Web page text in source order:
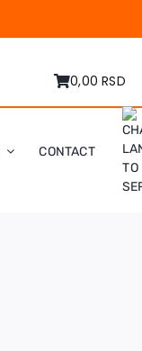
0,00 RSD
CONTACT